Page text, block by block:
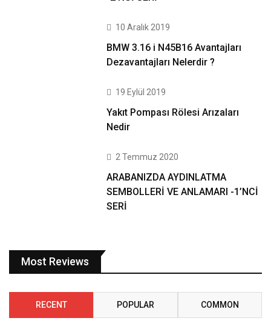
10 Aralık 2019
BMW 3.16 i N45B16 Avantajları
Dezavantajları Nelerdir ?
19 Eylül 2019
Yakıt Pompası Rölesi Arızaları
Nedir
2 Temmuz 2020
ARABANIZDA AYDINLATMA
SEMBOLLERİ VE ANLAMARI -1’NCİ
SERİ
Most Reviews
RECENT POPULAR COMMON